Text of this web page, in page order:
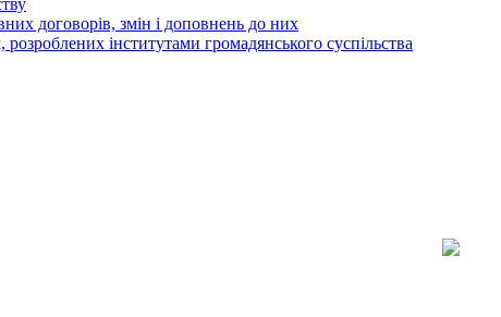
договорів, змін і доповнень до них
інститутами громадянського суспільства